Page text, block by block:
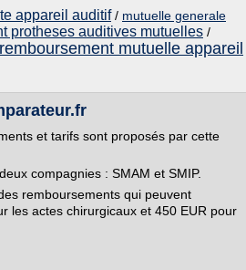
appareil auditif/ mutuelle generale
protheses auditives mutuelles /
remboursement mutuelle appareil
et tarifs sont proposés par cette
compagnies : SMAM et SMIP.
remboursements qui peuvent
les actes chirurgicaux et 450 EUR pour